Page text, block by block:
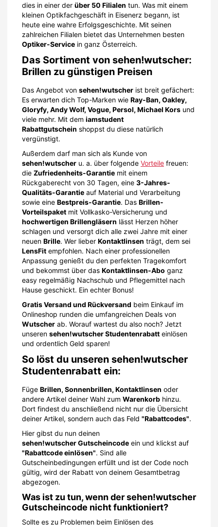
dies in einer der über 50 Filialen tun. Was mit einem
kleinen Optikfachgeschäft in Eisenerz begann, ist
heute eine wahre Erfolgsgeschichte. Mit seinen
zahlreichen Filialen bietet das Unternehmen besten
Optiker-Service in ganz Österreich.
Das Sortiment von sehen!wutscher:
Brillen zu günstigen Preisen
Das Angebot von sehen!wutscher ist breit gefächert:
Es erwarten dich Top-Marken wie Ray-Ban, Oakley,
Gloryfy, Andy Wolf, Vogue, Persol, Michael Kors und
viele mehr. Mit dem iamstudent
Rabattgutschein shoppst du diese natürlich
vergünstigt.
Außerdem darf man sich als Kunde von
sehen!wutscher u. a. über folgende Vorteile freuen:
die Zufriedenheits-Garantie mit einem
Rückgaberecht von 30 Tagen, eine 3-Jahres-
Qualitäts-Garantie auf Material und Verarbeitung
sowie eine Bestpreis-Garantie. Das Brillen-
Vorteilspaket mit Vollkasko-Versicherung und
hochwertigen Brillengläsern lässt Herzen höher
schlagen und versorgt dich alle zwei Jahre mit einer
neuen Brille. Wer lieber Kontaktlinsen trägt, dem sei
LensFit empfohlen. Nach einer professionellen
Anpassung genießt du den perfekten Tragekomfort
und bekommst über das Kontaktlinsen-Abo ganz
easy regelmäßig Nachschub und Pflegemittel nach
Hause geschickt. Ein echter Bonus!
Gratis Versand und Rückversand beim Einkauf im
Onlineshop runden die umfangreichen Deals von
Wutscher ab. Worauf wartest du also noch? Jetzt
unseren sehen!wutscher Studentenrabatt einlösen
und ordentlich Geld sparen!
So löst du unseren sehen!wutscher
Studentenrabatt ein:
Füge Brillen, Sonnenbrillen, Kontaktlinsen oder
andere Artikel deiner Wahl zum Warenkorb hinzu.
Dort findest du anschließend nicht nur die Übersicht
deiner Artikel, sondern auch das Feld "Rabattcodes".
Hier gibst du nun deinen
sehen!wutscher Gutscheincode ein und klickst auf
"Rabattcode einlösen". Sind alle
Gutscheinbedingungen erfüllt und ist der Code noch
gültig, wird der Rabatt von deinem Gesamtbetrag
abgezogen.
Was ist zu tun, wenn der sehen!wutscher
Gutscheincode nicht funktioniert?
Sollte es zu Problemen beim Einlösen des